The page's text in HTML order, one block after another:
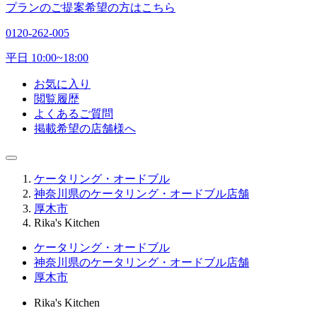
プランのご提案希望の方はこちら
0120-262-005
平日 10:00~18:00
お気に入り
閲覧履歴
よくあるご質問
掲載希望の店舗様へ
ケータリング・オードブル
神奈川県のケータリング・オードブル店舗
厚木市
Rika's Kitchen
ケータリング・オードブル
神奈川県のケータリング・オードブル店舗
厚木市
Rika's Kitchen